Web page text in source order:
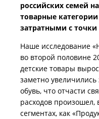
российских семей
товарные
затратными с
Наше исследование
во второй половине
детские товары
заметно
обувь, что отчасти
расходов произошел,
сегментах, как